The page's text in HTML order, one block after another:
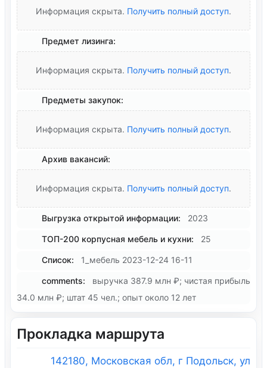
Информация скрыта. Получить полный доступ.
Предмет лизинга:
Информация скрыта. Получить полный доступ.
Предметы закупок:
Информация скрыта. Получить полный доступ.
Архив вакансий:
Информация скрыта. Получить полный доступ.
Выгрузка открытой информации: 2023
ТОП-200 корпусная мебель и кухни: 25
Список: 1_мебель 2023-12-24 16-11
comments:
выручка 387.9 млн ₽; чистая прибыль
34.0 млн ₽; штат 45 чел.; опыт около 12 лет
Прокладка маршрута
142180, Московская обл, г Подольск, ул